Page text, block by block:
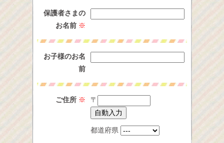
保護者さまの
お名前 ※
お子様のお名
前
ご住所 ※ 〒
都道府県